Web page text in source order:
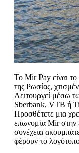
Το Mir Pay είναι
της Ρωσίας,
Λειτουργεί μέσω
Sberbank, VTB ή
Προσθέτετε μια
επωνυμία Mir στην
συνέχεια
φέρουν το